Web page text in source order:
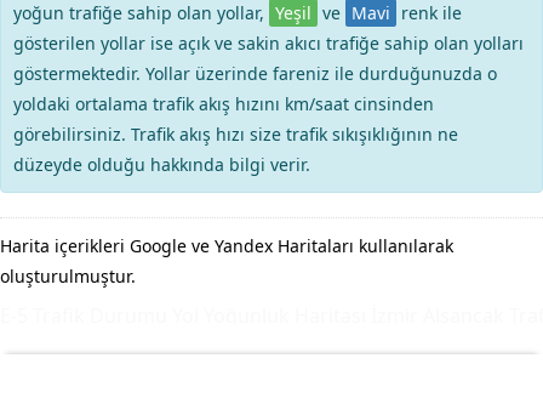
yoğun trafiğe sahip olan yollar, Yeşil ve Mavi renk ile
gösterilen yollar ise açık ve sakin akıcı trafiğe sahip olan yolları
göstermektedir. Yollar üzerinde fareniz ile durduğunuzda o
yoldaki ortalama trafik akış hızını km/saat cinsinden
görebilirsiniz. Trafik akış hızı size trafik sıkışıklığının ne
düzeyde olduğu hakkında bilgi verir.
Harita içerikleri Google ve Yandex Haritaları kullanılarak
oluşturulmuştur.